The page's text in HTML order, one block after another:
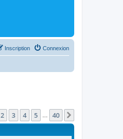
Connexion
Inscription
sur40
2 3 4 5 40